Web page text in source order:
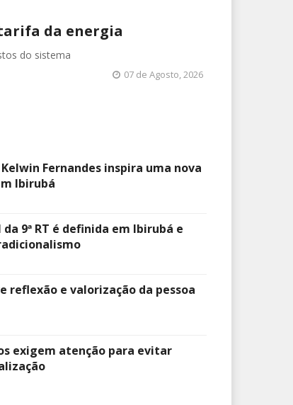
da energia
do sistema
07 de Agosto, 2026
Fernandes inspira uma nova
Ibirubá
9ª RT é definida em Ibirubá e
reflexão e valorização da pessoa
exigem atenção para evitar